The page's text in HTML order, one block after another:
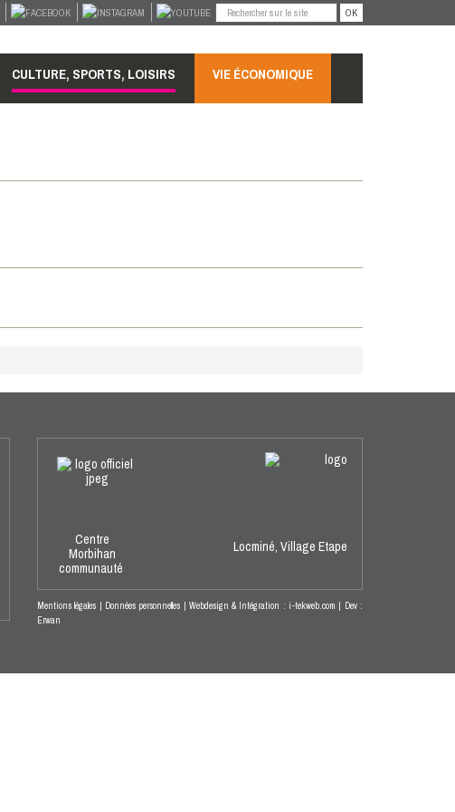
OK
CULTURE, SPORTS, LOISIRS VIE ÉCONOMIQUE
Centre
Morbihan
communauté
Locminé, Village Etape
Mentions légales | Données personnelles | Webdesign & Intégration : i-tekweb.com | Dev :
Erwan